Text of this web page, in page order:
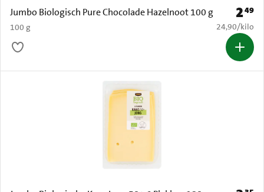
Jumbo Biologisch Pure Chocolade Hazelnoot 100 g
100 g
Prijs:
249
€ 24,90 per
24,90/kilo